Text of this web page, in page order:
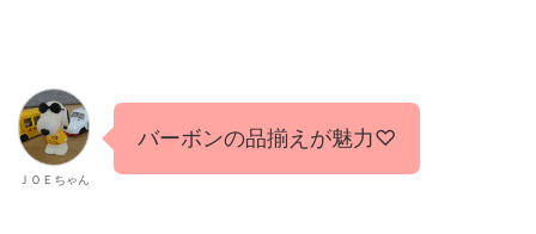
ＪＯＥちゃん
バーボンの品揃えが魅力♡